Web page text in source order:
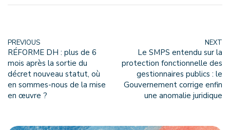
PREVIOUS
RÉFORME DH : plus de 6
mois après la sortie du
décret nouveau statut, où
en sommes-nous de la mise
en œuvre ?
NEXT
Le SMPS entendu sur la
protection fonctionnelle des
gestionnaires publics : le
Gouvernement corrige enfin
une anomalie juridique